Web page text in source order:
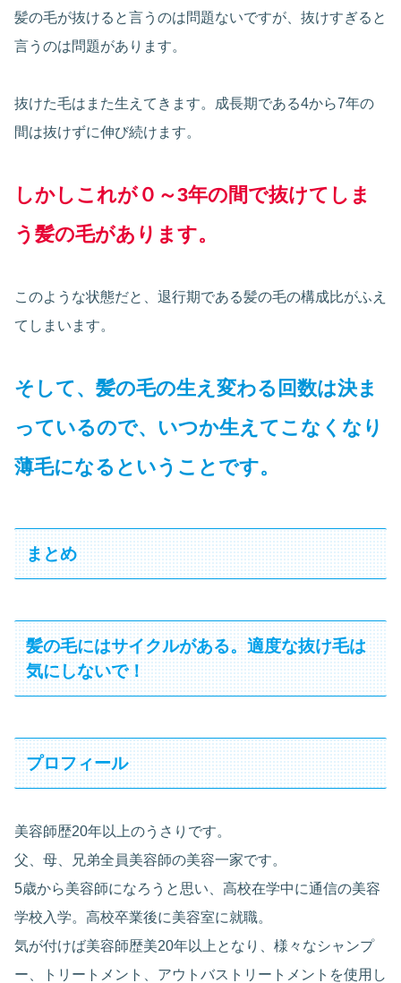
髪の毛が抜けると言うのは問題ないですが、抜けすぎると
言うのは問題があります。
抜けた毛はまた生えてきます。成長期である4から7年の
間は抜けずに伸び続けます。
しかしこれが０～3年の間で抜けてしま
う髪の毛があります。
このような状態だと、退行期である髪の毛の構成比がふえ
てしまいます。
そして、髪の毛の生え変わる回数は決ま
っているので、いつか生えてこなくなり
薄毛になるということです。
まとめ
髪の毛にはサイクルがある。適度な抜け毛は
気にしないで！
プロフィール
美容師歴20年以上のうさりです。
父、母、兄弟全員美容師の美容一家です。
5歳から美容師になろうと思い、高校在学中に通信の美容
学校入学。高校卒業後に美容室に就職。
気が付けば美容師歴美20年以上となり、様々なシャンプ
ー、トリートメント、アウトバストリートメントを使用し